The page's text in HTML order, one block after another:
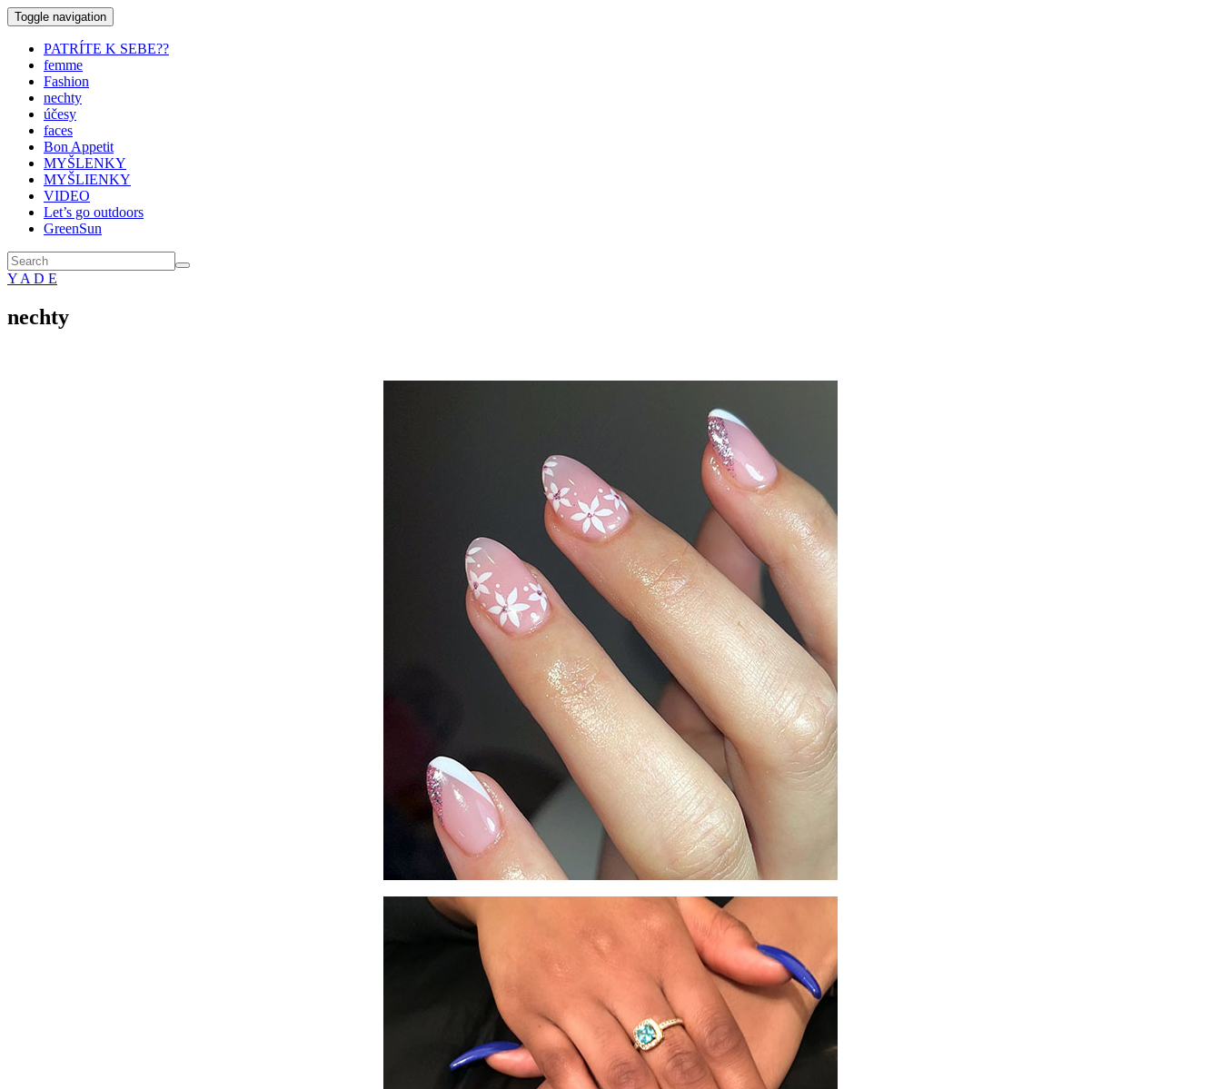
Toggle navigation
PATRÍTE K SEBE??
femme
Fashion
nechty
účesy
faces
Bon Appetit
MYŠLENKY
MYŠLIENKY
VIDEO
Let’s go outdoors
GreenSun
Y A D E
nechty